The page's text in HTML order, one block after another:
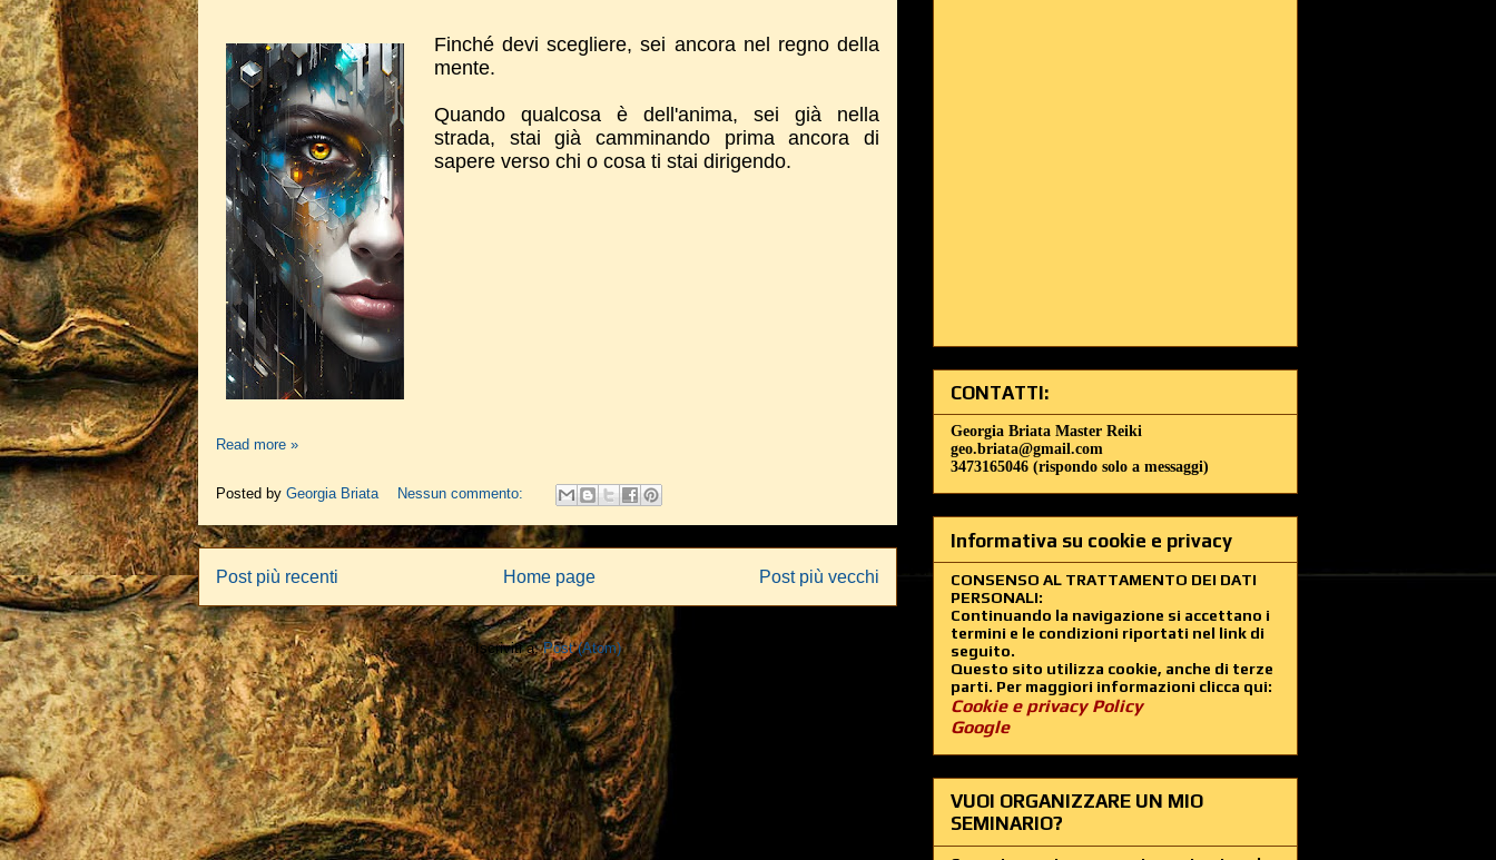
Finché devi scegliere, sei ancora nel regno della
mente.
Quando qualcosa è dell'anima, sei già nella
strada, stai già camminando prima ancora di
sapere verso chi o cosa ti stai dirigendo.
Read more »
Posted by Georgia Briata Nessun commento:
Post più recenti Post più vecchi
Home page
Iscriviti a:Post (Atom)
CONTATTI:
Georgia Briata Master Reiki
geo.briata@gmail.com
3473165046 (rispondo solo a messaggi)
Informativa su cookie e privacy
CONSENSO AL TRATTAMENTO DEI DATI
PERSONALI:
Continuando la navigazione si accettano i
termini e le condizioni riportati nel link di
seguito.
Questo sito utilizza cookie, anche di terze
parti. Per maggiori informazioni clicca qui:
Cookie e privacy Policy
Google
VUOI ORGANIZZARE UN MIO
SEMINARIO?